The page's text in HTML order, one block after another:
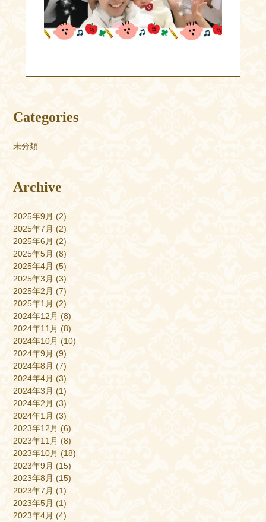
Categories
未分類
Archive
2025年9月 (2)
2025年7月 (2)
2025年6月 (2)
2025年5月 (8)
2025年4月 (5)
2025年3月 (3)
2025年2月 (7)
2025年1月 (2)
2024年12月 (8)
2024年11月 (8)
2024年10月 (10)
2024年9月 (9)
2024年8月 (7)
2024年4月 (3)
2024年3月 (1)
2024年2月 (3)
2024年1月 (3)
2023年12月 (6)
2023年11月 (8)
2023年10月 (18)
2023年9月 (15)
2023年8月 (15)
2023年7月 (1)
2023年5月 (1)
2023年4月 (4)